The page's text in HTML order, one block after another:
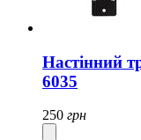
Настінний
6035
250 грн